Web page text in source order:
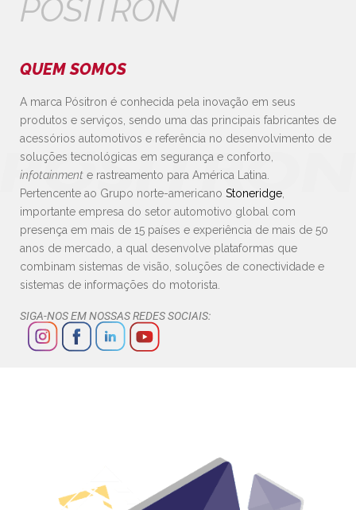
PÓSITRON
QUEM SOMOS
A marca Pósitron é conhecida pela inovação em seus
produtos e serviços, sendo uma das principais fabricantes de
acessórios automotivos e referência no desenvolvimento de
soluções tecnológicas em segurança e conforto,
infotainment e rastreamento para América Latina.
Pertencente ao Grupo norte-americano Stoneridge
importante empresa do setor automotivo global com
presença em mais de 15 países e experiência de mais de 50
anos de mercado, a qual desenvolve plataformas que
combinam sistemas de visão, soluções de conectividade e
sistemas de informações do motorista.
SIGA-NOS EM NOSSAS REDES SOCIAIS: